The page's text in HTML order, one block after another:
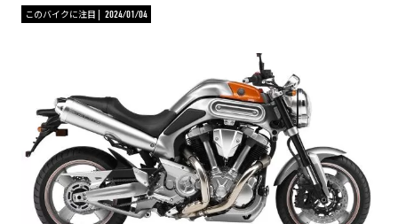
このバイクに注目
2024/01/04